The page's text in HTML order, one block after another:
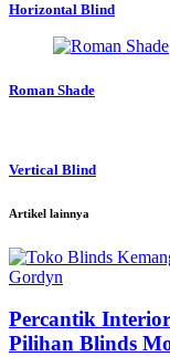
Horizontal Blind
Roman Shade
Vertical Blind
Artikel lainnya
Percantik
Pilihan Blinds